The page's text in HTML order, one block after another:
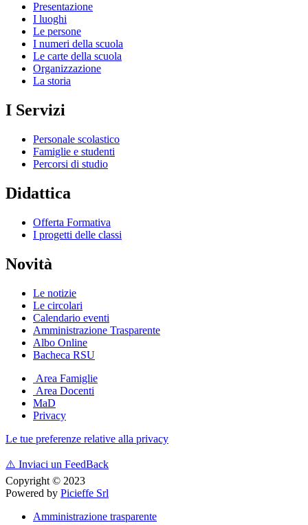
Presentazione
I luoghi
Le persone
I numeri della scuola
Le carte della scuola
Organizzazione
La storia
I Servizi
Personale scolastico
Famiglie e studenti
Percorsi di studio
Didattica
Offerta Formativa
I progetti delle classi
Novità
Le notizie
Le circolari
Calendario eventi
Amministrazione Trasparente
Albo Online
Bacheca RSU
Area Famiglie
Area Docenti
MaD
Privacy
Le tue preferenze relative alla privacy
⚠️ Inviaci un FeedBack
Copyright © 2023
Powered by Picieffe Srl
Amministrazione trasparente